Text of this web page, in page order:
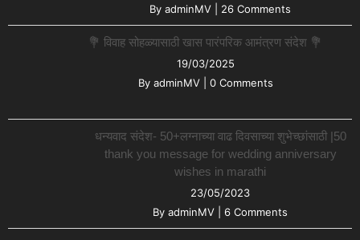
By adminMV 26 Comments
💐 विवाह सोहळ्यासाठी खास पारंपरिक आमंत्रण संदेश 💐
19/03/2025
By adminMV| 0 Comments
धन्यवाद संदेश- 50+लग्नाच्या वाढ दिवसाच्या शुभेच्छांसाठी |50
thank you message for wedding anniversary
wishes in marathi
23/05/2023
By adminMV 6 Comments